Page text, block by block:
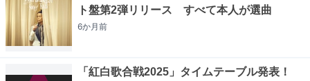
ト盤第2弾リリース すべて本人が選曲
6か月前
「紅白歌合戦2025」タイムテーブル発表！